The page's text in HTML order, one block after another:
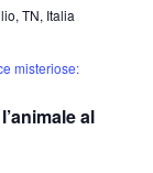
TN, Italia
al
misteriose: